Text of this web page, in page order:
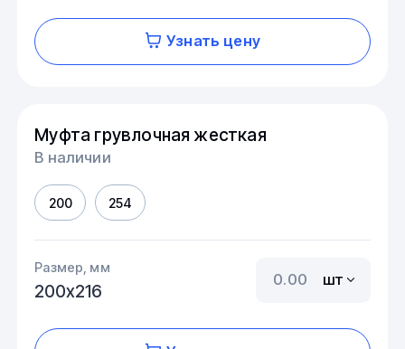
Узнать цену
Муфта грувлочная жесткая
В наличии
200 254
Размер, мм
200х216
шт